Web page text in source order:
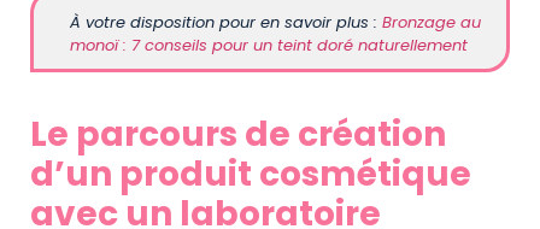
À votre disposition pour en savoir plus : Bronzage au
monoï : 7 conseils pour un teint doré naturellement
Le parcours de création
d’un produit cosmétique
avec un laboratoire